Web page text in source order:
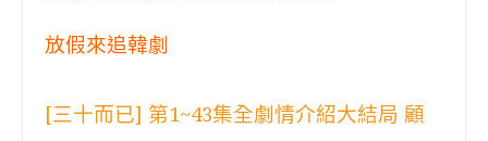
放假來追韓劇
[三十而已] 第1~43集全劇情介紹大結局 顧